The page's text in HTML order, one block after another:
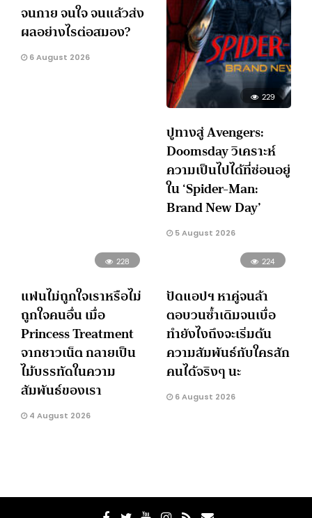
จนกาย จนใจ จนแล้วส่ง
ผลอย่างไรต่อสมอง?
6 August 2026
229
ปูทางสู่ Avengers:
Doomsday วิเคราะห์
ความเป็นไปได้ที่ซ่อนอยู่
ใน ‘Spider-Man:
Brand New Day’
5 August 2026
228
แฟนไม่ถูกใจเราหรือไม่
ถูกใจคนอื่น เมื่อ
Princess Treatment
จากชาวเน็ต กลายเป็น
ไม้บรรทัดในความ
สัมพันธ์ของเรา
4 August 2026
224
ปัดแอปฯ หาคู่จนล้า
ตอบวนซ้ำเดิมจนเบื่อ
ทำยังไงถึงจะเริ่มต้น
ความสัมพันธ์กับใครสัก
คนได้จริงๆ นะ
6 August 2026